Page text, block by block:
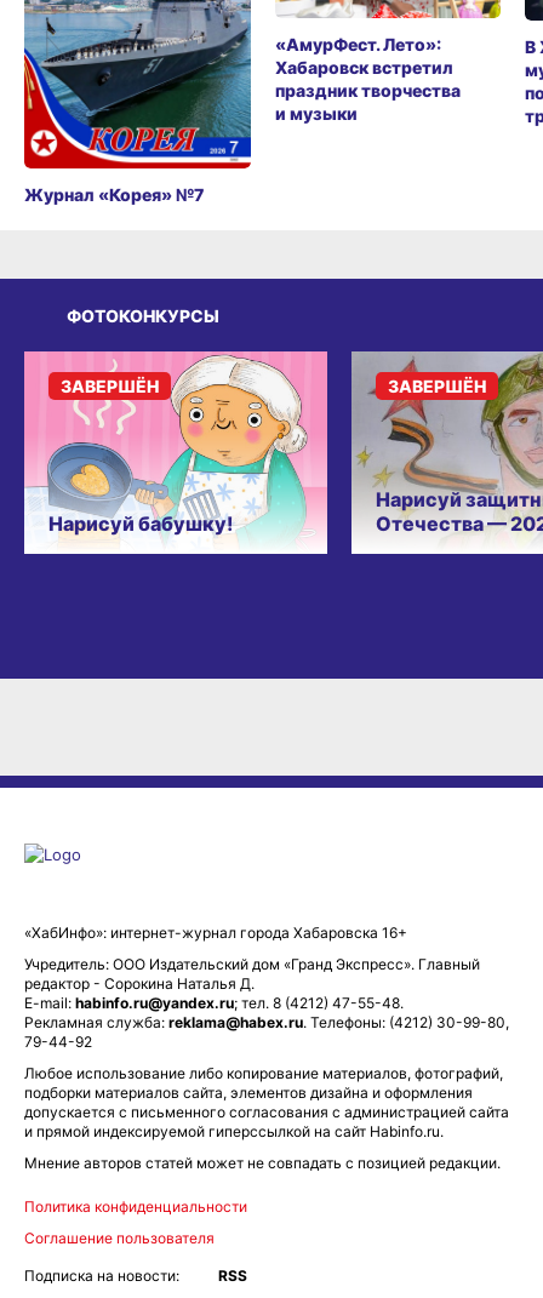
Журнал «Корея» №7
«АмурФест. Лето»:
Хабаровск встретил
праздник творчества
и музыки
В
ФОТОКОНКУРСЫ
Нарисуй бабушку!
ЗАВЕРШЁН
Нарисуй
Отечества —
ЗАВЕРШЁН
«ХабИнфо»: интернет-журнал города Хабаровска 16+
Учредитель: ООО Издательский дом «Гранд Экспресс». Главный
редактор - Сорокина Наталья Д.
E-mail: habinfo.ru@yandex.ru; тел. 8 (4212) 47-55-48.
Рекламная служба: reklama@habex.ru. Телефоны: (4212) 30-99-80,
79-44-92
Любое использование либо копирование материалов, фотографий,
подборки материалов сайта, элементов дизайна и оформления
допускается с письменного согласования с администрацией сайта
и прямой индексируемой гиперссылкой на сайт Habinfo.ru.
Мнение авторов статей может не совпадать с позицией редакции.
Политика конфиденциальности
Соглашение пользователя
Подписка на новости:
RSS